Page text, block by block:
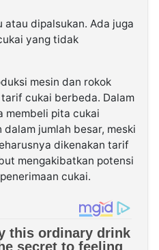
atau dipalsukan. Ada juga
yang tidak
mesin dan rokok
cukai berbeda. Dalam
membeli pita cukai
jumlah besar, meski
dikenakan tarif
mengakibatkan potensi
cukai.